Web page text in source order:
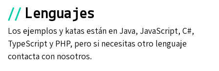
// Lenguajes
Los ejemplos y katas están en Java, JavaScript, C#,
TypeScript y PHP, pero si necesitas otro lenguaje
contacta con nosotros.